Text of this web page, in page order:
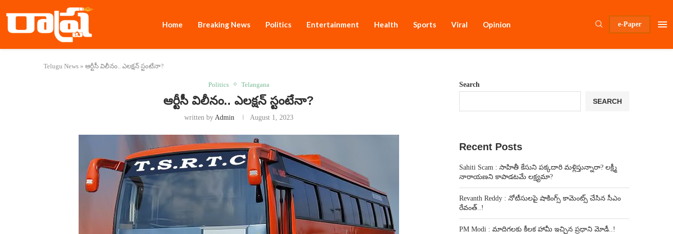
Home Breaking News Politics Entertainment Health Sports Viral Opinion e-Paper
Telugu News » ఆర్టీసీ విలీనం.. ఎల‌క్ష‌న్ స్టంటేనా?
Politics Telangana
ఆర్టీసీ విలీనం.. ఎల‌క్ష‌న్ స్టంటేనా?
written by Admin August 1, 2023
Search
SEARCH
Recent Posts
Sahiti Scam : సాహితీ కేసుని పక్కదారి మళ్లిస్తున్నారా? లక్ష్మీ
నారాయణని కాపాడటమే లక్ష్యమా?
Revanth Reddy : నోటీసులపై షాకింగ్స్ కామెంట్స్ చేసిన సీఎం
రేవంత్..!
PM Modi : మాదిగలకు కీలక హామీ ఇచ్చిన ప్రధాని మోడీ..!